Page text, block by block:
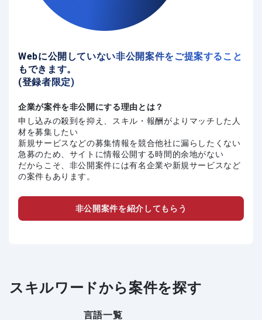
Webに公開していない非公開案件をご提案すること
もできます。
(登録者限定)
企業が案件を非公開にする理由とは？
申し込みの殺到を抑え、スキル・報酬がよりマッチした人
材を募集したい
新規サービスなどの募集情報を競合他社に漏らしたくない
急募のため、サイトに情報公開する時間的余地がない
だからこそ、非公開案件には有名企業や新規サービスなど
の案件もあります。
非公開案件を紹介してもらう
スキルワードから案件を探す
言語一覧